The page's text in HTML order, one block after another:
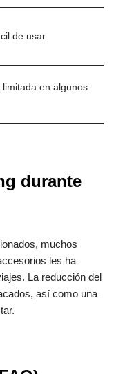
de usar
limitada en algunos
durante
muchos
les ha
La reducción del
así como una